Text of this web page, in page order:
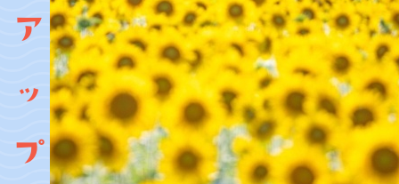
ア
ッ
プ